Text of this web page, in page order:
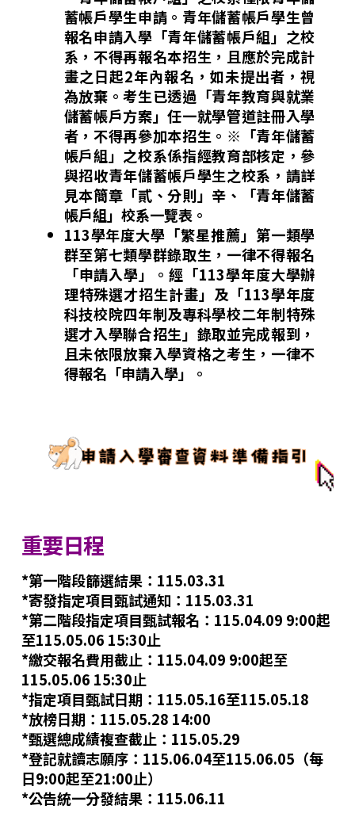
蓄帳戶學生申請。青年儲蓄帳戶學生曾
報名申請入學「青年儲蓄帳戶組」之校
系，不得再報名本招生，且應於完成計
畫之日起2年內報名，如未提出者，視
為放棄。考生已透過「青年教育與就業
儲蓄帳戶方案」任一就學管道註冊入學
者，不得再參加本招生。※「青年儲蓄
帳戶組」之校系係指經教育部核定，參
與招收青年儲蓄帳戶學生之校系，請詳
見本簡章「貳、分則」辛、「青年儲蓄
帳戶組」校系一覽表。
113學年度大學「繁星推薦」第一類學
群至第七類學群錄取生，一律不得報名
「申請入學」。經「113學年度大學辦
理特殊選才招生計畫」及「113學年度
科技校院四年制及專科學校二年制特殊
選才入學聯合招生」錄取並完成報到，
且未依限放棄入學資格之考生，一律不
得報名「申請入學」。
重要日程
*第一階段篩選結果：115.03.31
*寄發指定項目甄試通知：115.03.31
*第二階段指定項目甄試報名：115.04.09 9:00起
至115.05.06 15:30止
*繳交報名費用截止：115.04.09 9:00起至
115.05.06 15:30止
*指定項目甄試日期：115.05.16至115.05.18
*放榜日期：115.05.28 14:00
*甄選總成績複查截止：115.05.29
*登記就讀志願序：115.06.04至115.06.05（每
日9:00起至21:00止）
*公告統一分發結果：115.06.11